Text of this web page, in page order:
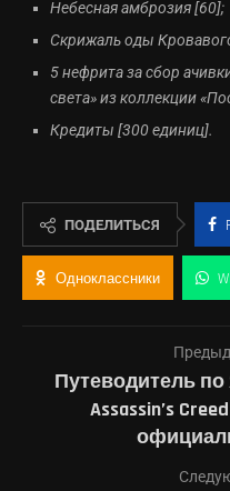
Небесная амброзия [60];
Скрижаль оды
5 нефрита за сбор
света» из коллекции
Кредиты [300 единиц].
ПОДЕЛИТЬСЯ
Одноклассники
Путеводитель
Assassin’s